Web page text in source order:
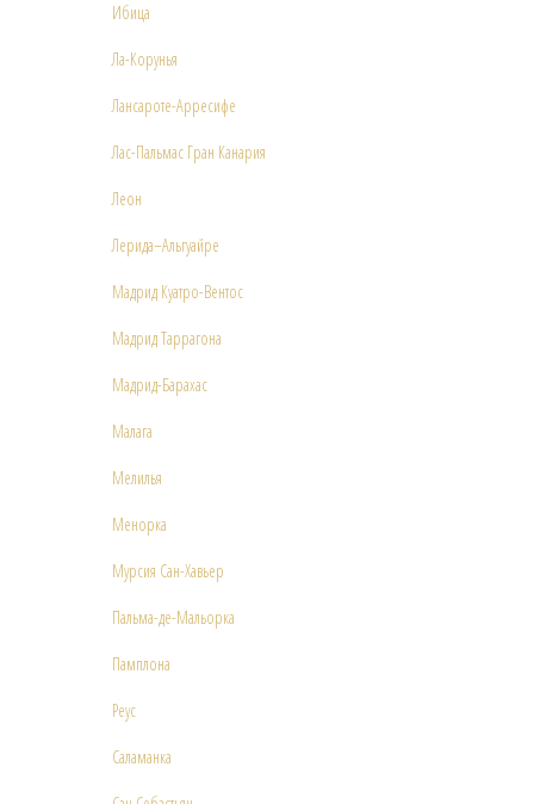
Ибица
Ла-Корунья
Ланcароте-Арресифе
Лас-Пальмас Гран Канария
Леон
Лерида–Альгуайре
Мадрид Куатро-Вентос
Мадрид Таррагона
Мадрид-Барахас
Малага
Мелилья
Менорка
Мурсия Сан-Хавьер
Пальма-де-Мальорка
Памплона
Реус
Саламанка